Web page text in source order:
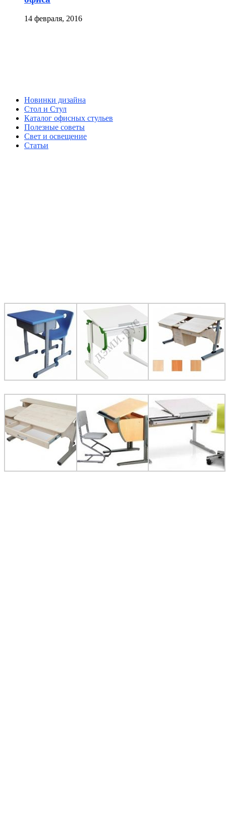
14 февраля, 2016
Новинки дизайна
Стол и Стул
Каталог офисных стульев
Полезные советы
Свет и освещение
Статьи